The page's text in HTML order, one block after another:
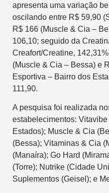
apresenta uma variação
oscilando entre R$ 59,90
R$ 166 (Muscle & Cia –
106,10; seguido da
Creafort/Creatine,
(Muscle & Cia – Bessa) e
Esportiva – Bairro dos
111,90.
A pesquisa foi realizada
estabelecimentos:
Estados); Muscle & Cia
(Bessa); Vitaminas & Cia
(Manaíra); Go Hard
(Torre); Nutrike (Cidade
Suplementos (Geisel); e